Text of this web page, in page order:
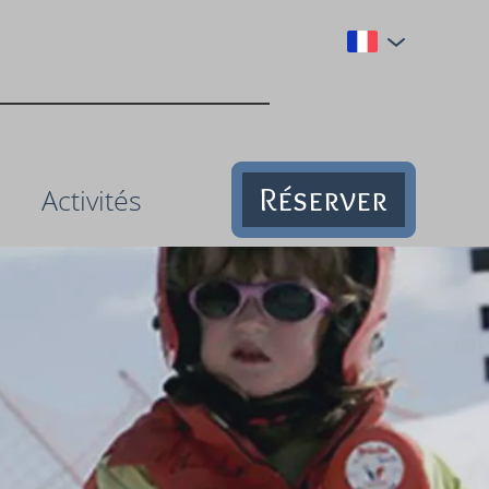
Activités Réserver